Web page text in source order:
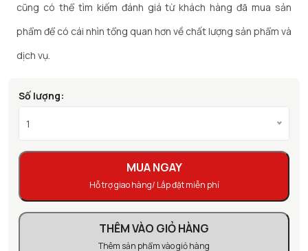
cũng có thể tìm kiếm đánh giá từ khách hàng đã mua sản
phẩm để có cái nhìn tổng quan hơn về chất lượng sản phẩm và
dịch vụ.
Số lượng:
1
MUA NGAY
Hỗ trợ giao hàng/ Lắp đặt miễn phí
THÊM VÀO GIỎ HÀNG
Thêm sản phẩm vào giỏ hàng